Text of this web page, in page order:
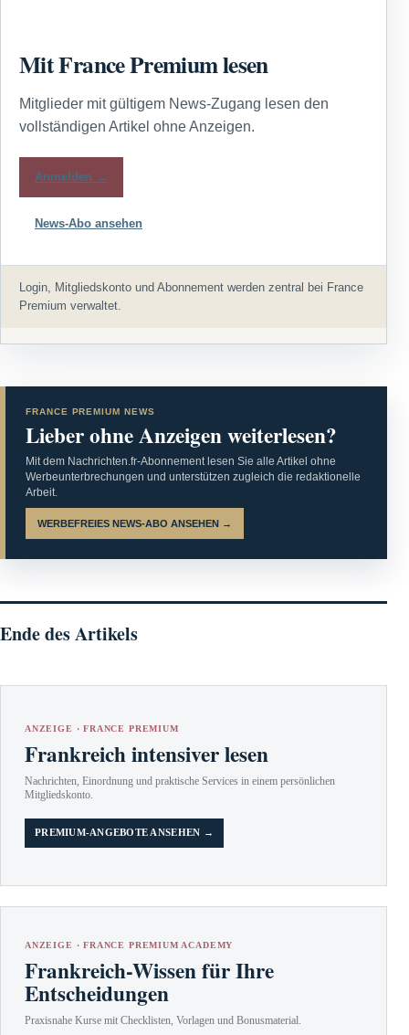
Mit France Premium lesen
Mitglieder mit gültigem News-Zugang lesen den
vollständigen Artikel ohne Anzeigen.
Anmelden →
News-Abo ansehen
Login, Mitgliedskonto und Abonnement werden zentral bei France
Premium verwaltet.
FRANCE PREMIUM NEWS
Lieber ohne Anzeigen weiterlesen?
Mit dem Nachrichten.fr-Abonnement lesen Sie alle Artikel ohne
Werbeunterbrechungen und unterstützen zugleich die redaktionelle
Arbeit.
WERBEFREIES NEWS-ABO ANSEHEN →
Ende des Artikels
ANZEIGE · FRANCE PREMIUM
Frankreich intensiver lesen
Nachrichten, Einordnung und praktische Services in einem persönlichen
Mitgliedskonto.
PREMIUM-ANGEBOTE ANSEHEN →
ANZEIGE · FRANCE PREMIUM ACADEMY
Frankreich-Wissen für Ihre
Entscheidungen
Praxisnahe Kurse mit Checklisten, Vorlagen und Bonusmaterial.